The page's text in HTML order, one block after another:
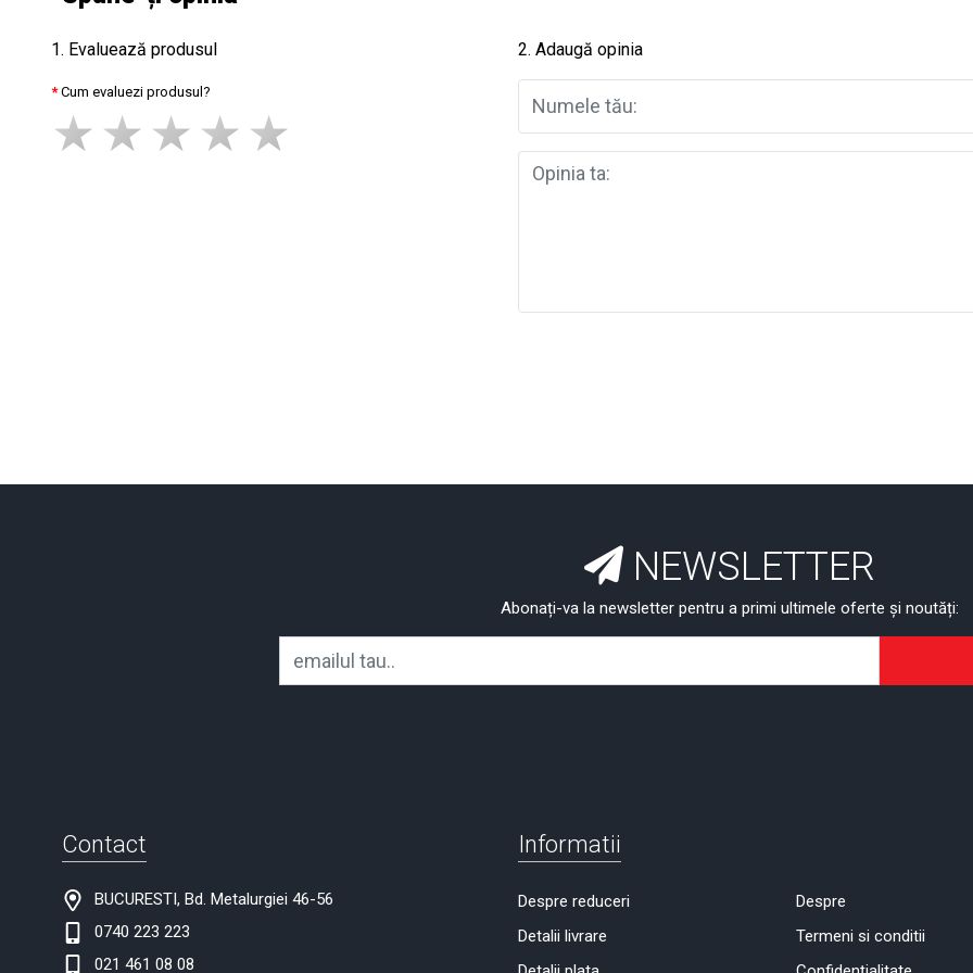
1. Evaluează produsul
Cum evaluezi produsul?
2. Adaugă opinia
NEWSLETTER
Abonați-va la newsletter pentru a primi ultimele oferte și noutăți:
Contact
BUCURESTI, Bd. Metalurgiei 46-56
0740 223 223
021 461 08 08
Informatii
Despre reduceri
Detalii livrare
Despre
Termeni si conditii